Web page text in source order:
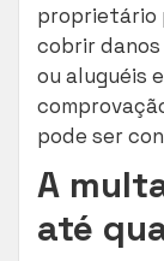
proprietário
cobrir
ou aluguéis
pode ser
A
até